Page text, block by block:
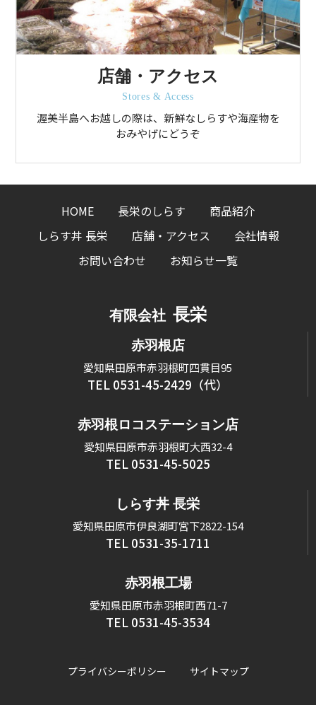
店舗・アクセス
Stores & Access
渥美半島へお越しの際は、新鮮なしらすや海産物を
おみやげにどうぞ
HOME 長栄のしらす
商品紹介
しらす丼 長栄
店舗・アクセス
会社情報
お問い合わせ
お知らせ一覧
有限会社 長栄
赤羽根店
愛知県田原市赤羽根町四貫目95
TEL 0531-45-2429（代）
赤羽根ロコステーション店
愛知県田原市赤羽根町大西32-4
TEL 0531-45-5025
しらす丼 長栄
愛知県田原市伊良湖町宮下2822-154
TEL 0531-35-1711
赤羽根工場
愛知県田原市赤羽根町西71-7
TEL 0531-45-3534
プライバシーポリシー サイトマップ